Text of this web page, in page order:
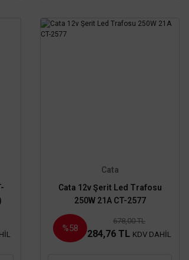
Cata
Cata 12v Şerit Led Trafosu
250W 21A CT-2577
%58
678,00 TL
284,76 TL KDV DAHİL